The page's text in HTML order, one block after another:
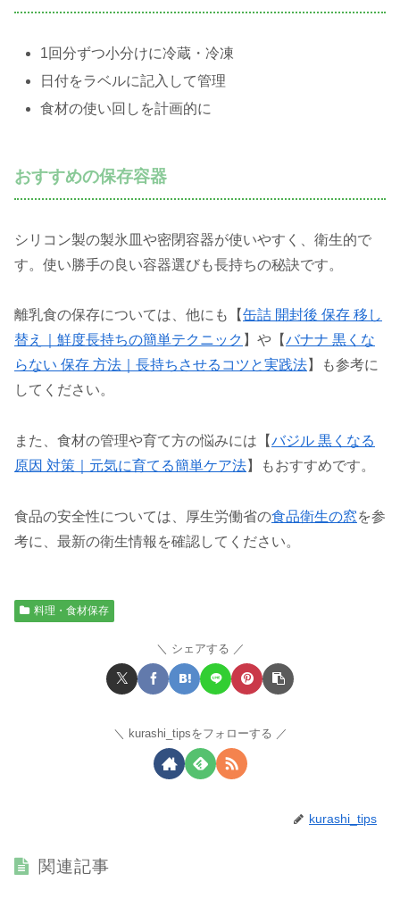
1回分ずつ小分けに冷蔵・冷凍
日付をラベルに記入して管理
食材の使い回しを計画的に
おすすめの保存容器
シリコン製の製氷皿や密閉容器が使いやすく、衛生的で
す。使い勝手の良い容器選びも長持ちの秘訣です。
離乳食の保存については、他にも【缶詰 開封後 保存 移し
替え｜鮮度長持ちの簡単テクニック 】や【バナナ 黒くな
らない 保存 方法｜長持ちさせるコツと実践法】も参考に
してください。
また、食材の管理や育て方の悩みには【バジル 黒くなる
原因 対策｜元気に育てる簡単ケア法】もおすすめです。
食品の安全性については、厚生労働省の食品衛生の窓を参
考に、最新の衛生情報を確認してください。
料理・食材保存
シェアする
kurashi_tipsをフォローする
kurashi_tips
関連記事